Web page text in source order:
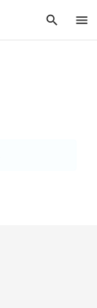
search menu